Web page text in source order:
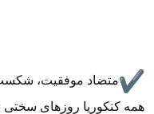
متضاد موفقیت،
همه کنکوریا روزهای